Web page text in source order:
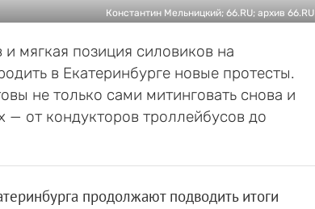
Константин Мельницкий; 66.RU; архив 66.RU
мягкая позиция силовиков на
в Екатеринбурге новые протесты.
не только сами митинговать снова и
от кондукторов троллейбусов до
продолжают подводить итоги